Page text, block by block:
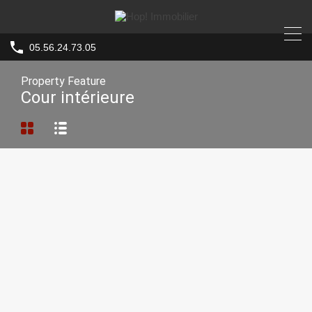
05.56.24.73.05
Property Feature
Cour intérieure